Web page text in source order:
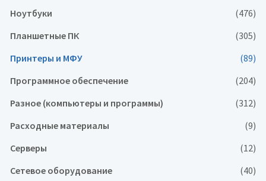
Ноутбуки
(476)
Планшетные ПК
(305)
Принтеры и МФУ
(89)
Программное обеспечение
(204)
Разное (компьютеры и программы)
(312)
Расходные материалы
(9)
Серверы
(12)
Сетевое оборудование
(40)